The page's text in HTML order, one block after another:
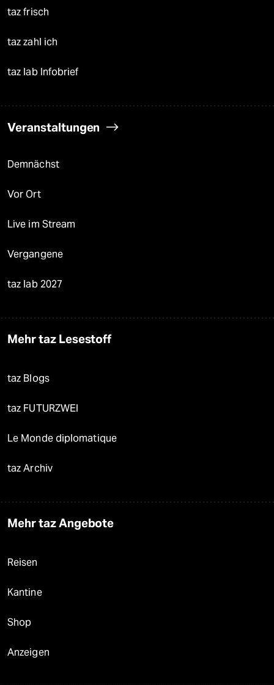
taz frisch
taz zahl ich
taz lab Infobrief
Veranstaltungen
Demnächst
Vor Ort
Live im Stream
Vergangene
taz lab 2027
Mehr taz Lesestoff
taz Blogs
taz FUTURZWEI
Le Monde diplomatique
taz Archiv
Mehr taz Angebote
Reisen
Kantine
Shop
Anzeigen